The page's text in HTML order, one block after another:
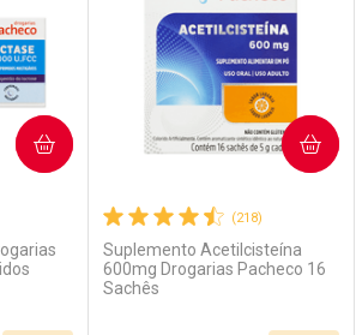
(218)
Suplemento Acetilcisteína
600mg Drogarias Pacheco 16
Sachês
COMPRAR